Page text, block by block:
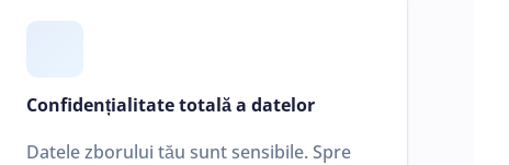
Confidențialitate totală a datelor
Datele zborului tău sunt sensibile. Spre